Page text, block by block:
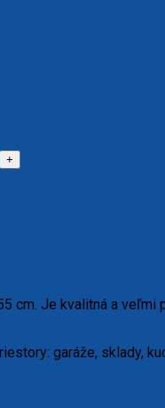
Je kvalitná a
garáže, sklady,